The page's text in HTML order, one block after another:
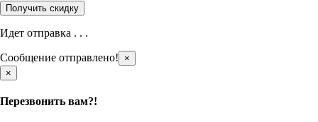
Идет отправка . . .
Сообщение отправлено!
×
×
Перезвонить вам?!